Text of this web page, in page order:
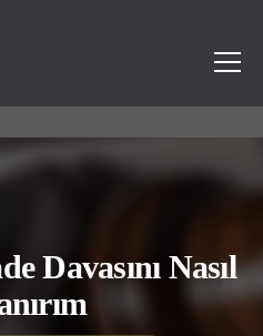
Davasını Nasıl